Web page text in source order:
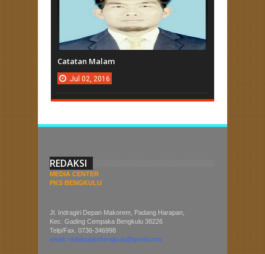
Catatan Malam
Jul 02, 2016
REDAKSI
MEDIA CENTER
PKS BENGKULU
Jl. Indragiri Depan Makorem, Padang Harapan,
Kec. Gading Cempaka Bengkulu 38226
Telp/Fax. 0736-346998
email: redaksipksbengkulu@gmail.com